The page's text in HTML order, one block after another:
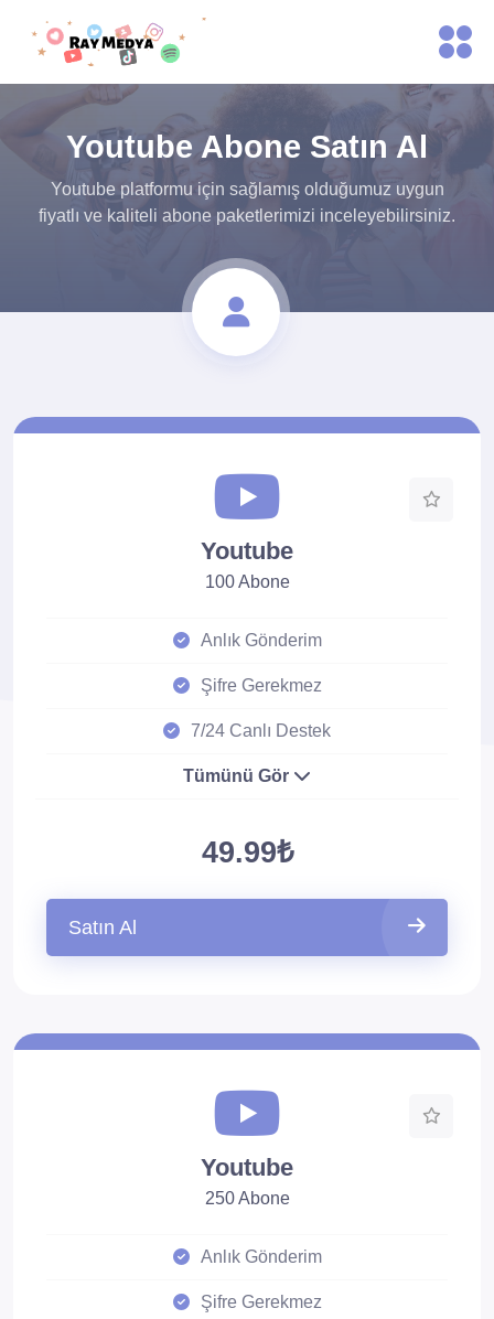
Youtube Abone Satın Al
Youtube platformu için sağlamış olduğumuz uygun
fiyatlı ve kaliteli abone paketlerimizi inceleyebilirsiniz.
Youtube
100 Abone
Anlık Gönderim
Şifre Gerekmez
7/24 Canlı Destek
Tümünü Gör
49.99₺
Satın Al
Youtube
250 Abone
Anlık Gönderim
Şifre Gerekmez